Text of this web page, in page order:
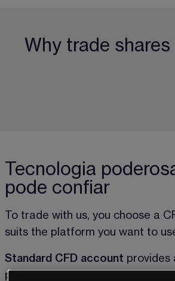
Why trade shares
Tecnologia
pode confiar
To trade with us, you choose a
suits the platform you want to
Standard CFD account provides
proprietary and award-winning